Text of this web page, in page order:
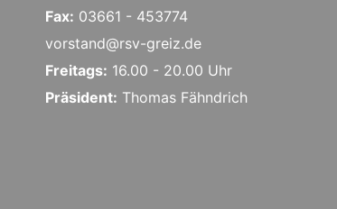
Fax: 03661 - 453774
vorstand@rsv-greiz.de
Freitags: 16.00 - 20.00 Uhr
Präsident: Thomas Fähndrich